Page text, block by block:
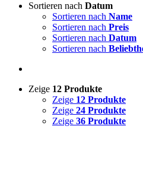
Sortieren nach Datum
Sortieren nach Name
Sortieren nach Preis
Sortieren nach Datum
Sortieren nach
Zeige 12 Produkte
Zeige 12 Produkte
Zeige 24 Produkte
Zeige 36 Produkte